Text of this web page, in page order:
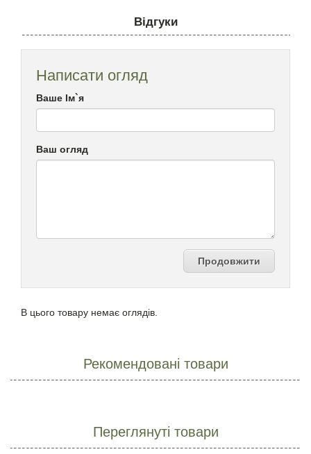
Відгуки
Написати огляд
Ваше Ім`я
Ваш огляд
Продовжити
В цього товару немає оглядів.
Рекомендовані товари
Переглянуті товари